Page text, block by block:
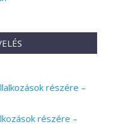
részére –
részére –